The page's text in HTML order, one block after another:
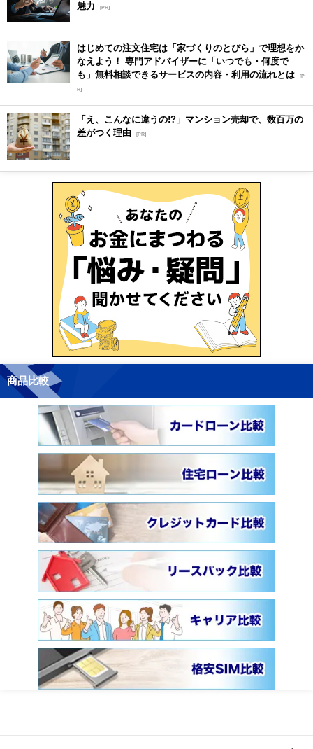
魅力
[PR]
はじめての注文住宅は「家づくりのとびら」で理想をか
なえよう！ 専門アドバイザーに「いつでも・何度で
も」無料相談できるサービスの内容・利用の流れとは [P
R]
「え、こんなに違うの!?」マンション売却で、数百万の
差がつく理由 [PR]
商品比較